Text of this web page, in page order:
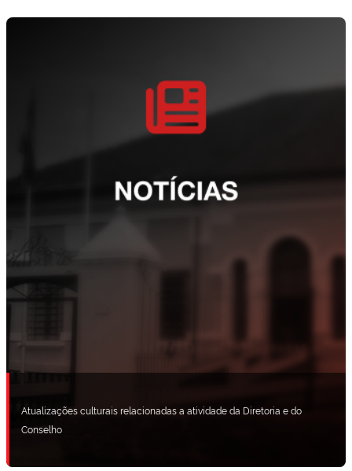
Atualizações culturais relacionadas a atividade da Diretoria e do
Conselho